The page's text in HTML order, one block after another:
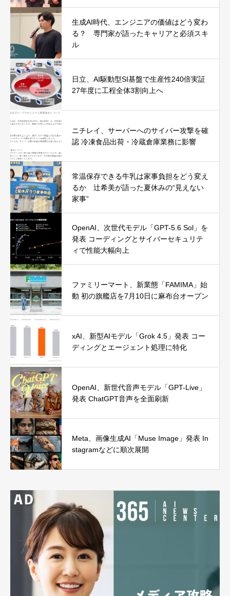
生成AI時代、エンジニアの価値はどう変わ
る？ 専門家が語ったキャリアと必須スキ
ル
日立、AI駆動型SI基盤で生産性240倍実証
27年度に工程全体3割向上へ
ニチレイ、サーバーへのサイバー攻撃を確
認 冷凍食品出荷・冷蔵倉庫業務に影響
常温保存できる牛乳は家事負担をどう変え
るか 辻希美が語った夏休みの“見えない
家事”
OpenAI、次世代モデル「GPT-5.6 Sol」を
発表 コーディングとサイバーセキュリテ
ィで性能大幅向上
ファミリーマート、新業態「FAMIMA」始
動 初の旗艦店を7月10日に麻布台オープン
xAI、新型AIモデル「Grok 4.5」発表 コー
ディングとエージェント処理に特化
OpenAI、新世代音声モデル「GPT-Live」
発表 ChatGPT音声を全面刷新
Meta、画像生成AI「Muse Image」発表 In
stagramなどに順次展開